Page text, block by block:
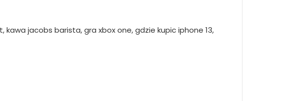
jacobs barista, gra xbox one, gdzie kupic iphone 13,